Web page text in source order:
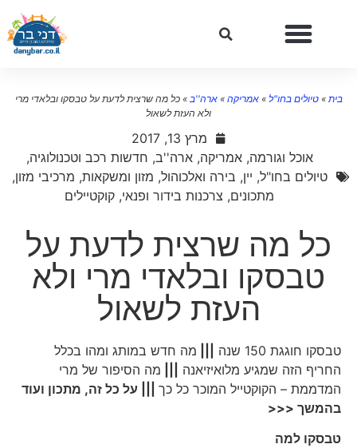
»טיולים בחו"ל»אמריקה»ארה''ב»כל מה שרצית לדעת על טבסקו ובלאדי מרי
ולא העזת לשאול
מרץ 13, 2017
אוכל וגורמה,אמריקה,ארה''ב,חדשות רכב וטכנולוגיה,
טיולים בחו"ל,יין, בירה ואלכוהול,מזון ומשקאות,מרכיבי מזון,
מתכונים,צרכנות בידור ופנאי,קוקטיילים
כל מה שרצית לדעת על
טבסקו ובלאדי מרי ולא
העזת לשאול
טבסקו חוגגת 150 שנה |||
מה חדש במותג ומהו בכלל
החריף הזה שמגיע מלואיזיאנה|||
מה הסיפור של מרי
המדממת – הקוקטייל המוכר כל כך ||| על כל זה, מתכון ועוד
בהמשך <<<
טבסקו למה